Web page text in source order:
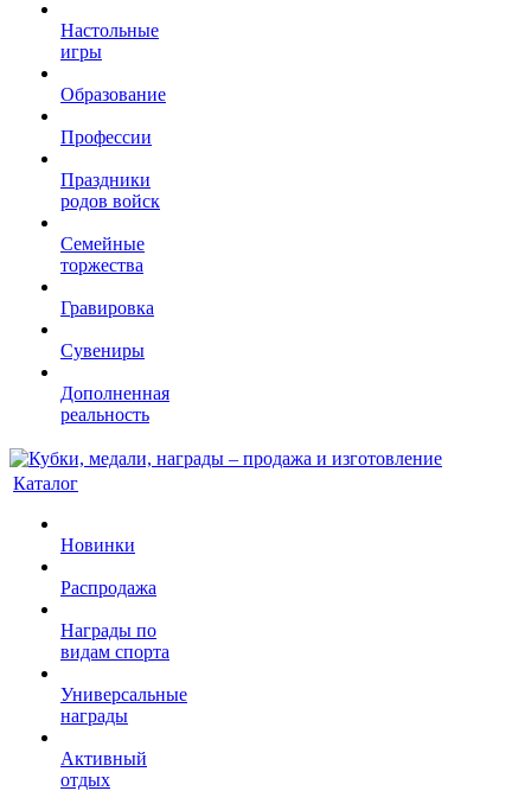
Настольные
игры
Образование
Профессии
Праздники
родов войск
Семейные
торжества
Гравировка
Сувениры
Дополненная
реальность
Каталог
Новинки
Распродажа
Награды по
видам спорта
Универсальные
награды
Активный
отдых